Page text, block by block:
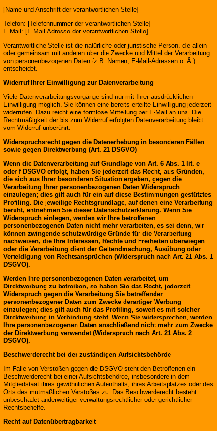
[Name und Anschrift der verantwortlichen Stelle]
Telefon: [Telefonnummer der verantwortlichen Stelle]
E-Mail: [E-Mail-Adresse der verantwortlichen Stelle]
Verantwortliche Stelle ist die natürliche oder juristische Person, die allein
oder gemeinsam mit anderen über die Zwecke und Mittel der Verarbeitung
von personenbezogenen Daten (z.B. Namen, E-Mail-Adressen o. Ä.)
entscheidet.
Widerruf Ihrer Einwilligung zur Datenverarbeitung
Viele Datenverarbeitungsvorgänge sind nur mit Ihrer ausdrücklichen
Einwilligung möglich. Sie können eine bereits erteilte Einwilligung jederzeit
widerrufen. Dazu reicht eine formlose Mitteilung per E-Mail an uns. Die
Rechtmäßigkeit der bis zum Widerruf erfolgten Datenverarbeitung bleibt
vom Widerruf unberührt.
Widerspruchsrecht gegen die Datenerhebung in besonderen Fällen
sowie gegen Direktwerbung (Art. 21 DSGVO)
Wenn die Datenverarbeitung auf Grundlage von Art. 6 Abs. 1 lit. e
oder f DSGVO erfolgt, haben Sie jederzeit das Recht, aus Gründen,
die sich aus Ihrer besonderen Situation ergeben, gegen die
Verarbeitung Ihrer personenbezogenen Daten Widerspruch
einzulegen; dies gilt auch für ein auf diese Bestimmungen gestütztes
Profiling. Die jeweilige Rechtsgrundlage, auf denen eine Verarbeitung
beruht, entnehmen Sie dieser Datenschutzerklärung. Wenn Sie
Widerspruch einlegen, werden wir Ihre betroffenen
personenbezogenen Daten nicht mehr verarbeiten, es sei denn, wir
können zwingende schutzwürdige Gründe für die Verarbeitung
nachweisen, die Ihre Interessen, Rechte und Freiheiten überwiegen
oder die Verarbeitung dient der Geltendmachung, Ausübung oder
Verteidigung von Rechtsansprüchen (Widerspruch nach Art. 21 Abs. 1
DSGVO).
Werden Ihre personenbezogenen Daten verarbeitet, um
Direktwerbung zu betreiben, so haben Sie das Recht, jederzeit
Widerspruch gegen die Verarbeitung Sie betreffender
personenbezogener Daten zum Zwecke derartiger Werbung
einzulegen; dies gilt auch für das Profiling, soweit es mit solcher
Direktwerbung in Verbindung steht. Wenn Sie widersprechen, werden
Ihre personenbezogenen Daten anschließend nicht mehr zum Zwecke
der Direktwerbung verwendet (Widerspruch nach Art. 21 Abs. 2
DSGVO).
Beschwerderecht bei der zuständigen Aufsichtsbehörde
Im Falle von Verstößen gegen die DSGVO steht den Betroffenen ein
Beschwerderecht bei einer Aufsichtsbehörde, insbesondere in dem
Mitgliedstaat ihres gewöhnlichen Aufenthalts, ihres Arbeitsplatzes oder des
Orts des mutmaßlichen Verstoßes zu. Das Beschwerderecht besteht
unbeschadet anderweitiger verwaltungsrechtlicher oder gerichtlicher
Rechtsbehelfe.
Recht auf Datenübertragbarkeit